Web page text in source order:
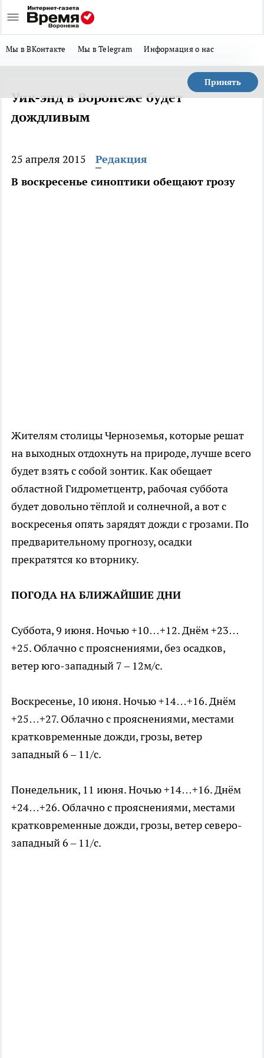
Мы в ВКонтакте Мы в Telegram Информация о нас
Принять
Уик-энд в Воронеже будет
дождливым
25 апреля 2015
Редакция
В воскресенье синоптики обещают грозу
Жителям столицы Черноземья, которые решат
на выходных отдохнуть на природе, лучше всего
будет взять с собой зонтик. Как обещает
областной Гидрометцентр, рабочая суббота
будет довольно тёплой и солнечной, а вот с
воскресенья опять зарядят дожди с грозами. По
предварительному прогнозу, осадки
прекратятся ко вторнику.
ПОГОДА НА БЛИЖАЙШИЕ ДНИ
Суббота, 9 июня. Ночью +10…+12. Днём +23…
+25. Облачно с прояснениями, без осадков,
ветер юго-западный 7 – 12м/с.
Воскресенье, 10 июня. Ночью +14…+16. Днём
+25…+27. Облачно с прояснениями, местами
кратковременные дожди, грозы, ветер
западный 6 – 11/с.
Понедельник, 11 июня. Ночью +14…+16. Днём
+24…+26. Облачно с прояснениями, местами
кратковременные дожди, грозы, ветер северо-
западный 6 – 11/с.